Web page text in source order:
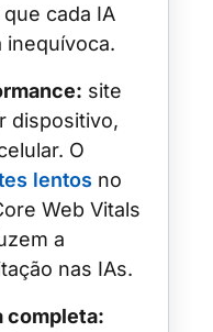
cada IA
inequívoca.
site
dispositivo,
O
lentos no
Web Vitals
a
nas IAs.
completa: